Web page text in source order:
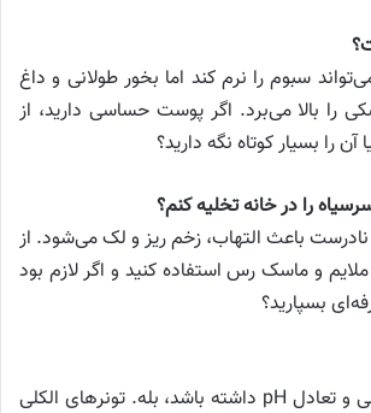
سبوم را نرم کند اما بخور طولانی و داغ
بالا می‌برد. اگر پوست حساسی دارید، از
را بسیار کوتاه نگه دارید؟
را در خانه تخلیه کنم؟
باعث التهاب، زخم ریز و لک می‌شود. از
ملایم و ماسک رس استفاده کنید و اگر لازم بود
بسپارید؟
اگر تونر نقش آبرسانی و تعادل pH داشته باشد، بله. تونرهای الکلی